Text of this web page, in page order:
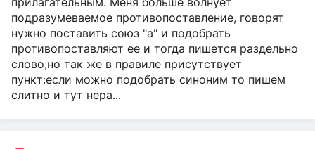
подразумеваемое противопоставление, говорят
нужно поставить союз "а" и подобрать
противопоставляют ее и тогда пишется раздельно
слово,но так же в правиле присутствует
пункт:если можно подобрать синоним то пишем
слитно и тут нера...